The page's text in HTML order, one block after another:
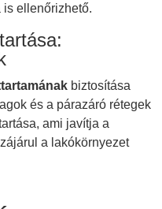
is ellenőrizhető.
biztosítása
és a párazáró rétegek
ami javítja a
a lakókörnyezet